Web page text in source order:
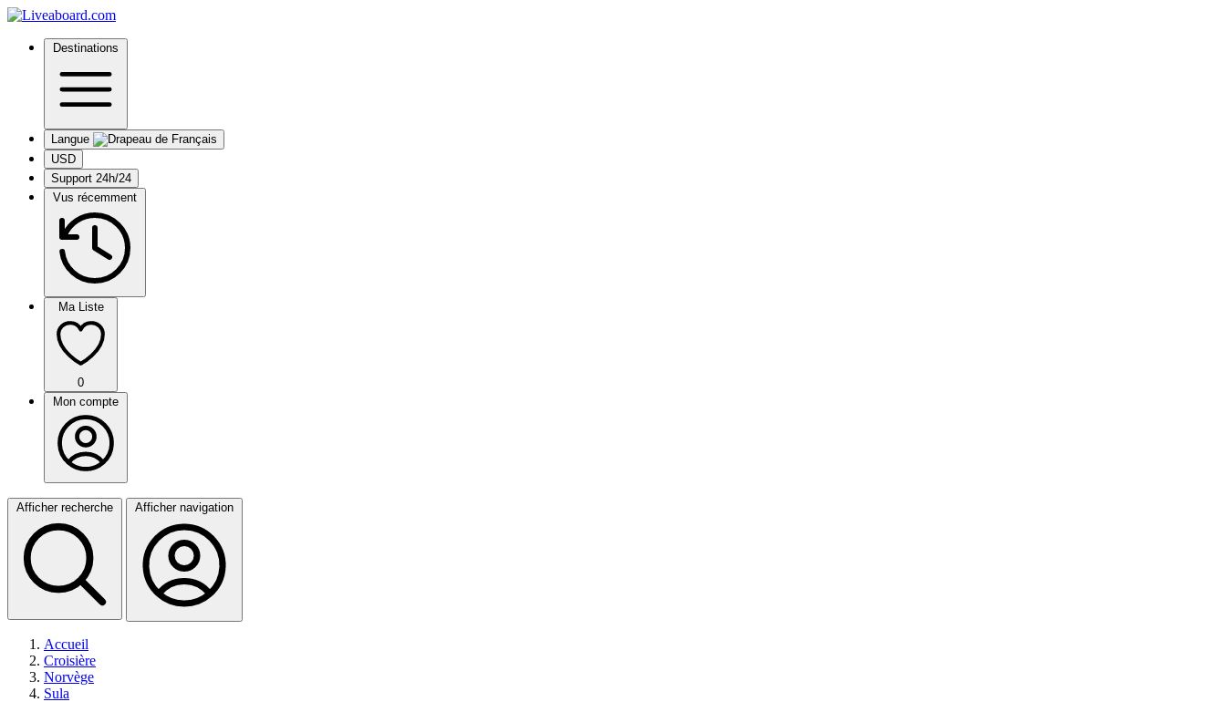
Destinations
Langue
USD
Support 24h/24
Vus récemment
Ma Liste
0
Mon compte
Afficher recherche Afficher navigation
Accueil
Croisière
Norvège
Sula